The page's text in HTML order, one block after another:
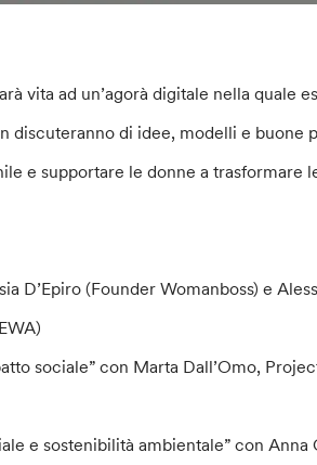
vita ad un’agorà digitale nella quale
discuteranno di idee, modelli e buone
e supportare le donne a trasformare
D’Epiro (Founder Womanboss) e
sociale” con Marta Dall’Omo,
e sostenibilità ambientale” con Anna